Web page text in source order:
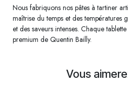
Nous fabriquons nos pâtes à tartiner
maîtrise du temps et des températures
et des saveurs intenses. Chaque
premium de Quentin Bailly.
Vous